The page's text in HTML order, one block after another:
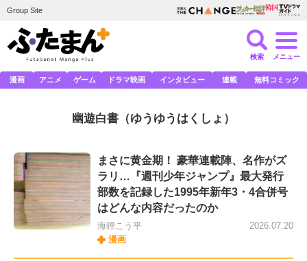
Group Site
検索 メニュー
漫画 アニメ ゲーム ドラマ映画 インタビュー 連載 無料コミック
幽遊白書 （ゆうゆうはくしょ）
まさに黄金期！ 豪華連載陣、名作がズ
ラリ…『週刊少年ジャンプ』最大発行
部数を記録した1995年新年3・4合併号
はどんな内容だったのか
海狸こう平
漫画
2026.07.20